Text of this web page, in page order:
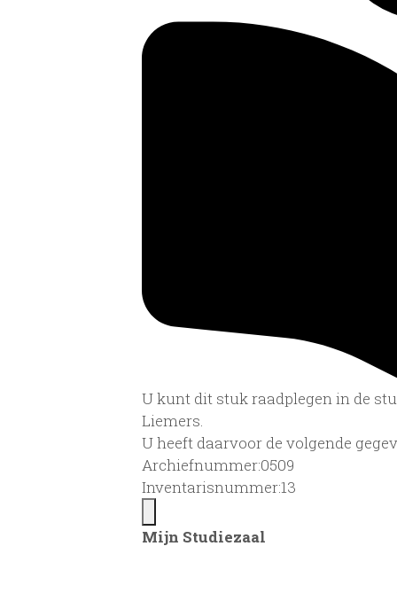
U kunt dit stuk raadplegen in de
Liemers.
U heeft daarvoor de volgende
Archiefnummer:0509
Inventarisnummer:13
Mijn Studiezaal